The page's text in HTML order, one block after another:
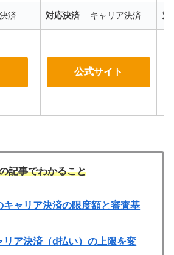
済 対応決済 キャリア決済 対
公式サイト
記事でわかること
キャリア決済の限度額と審査基
リア決済（d払い）の上限を変